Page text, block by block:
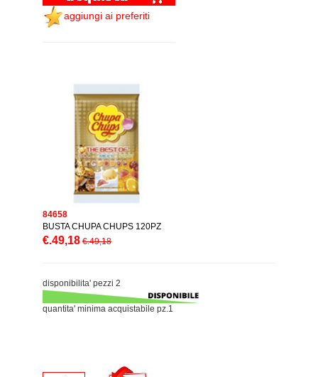
aggiungi ai preferiti
84658
BUSTA CHUPA CHUPS 120PZ
€.49,18 €.49,18
disponibilita' pezzi 2
quantita' minima acquistabile pz.1